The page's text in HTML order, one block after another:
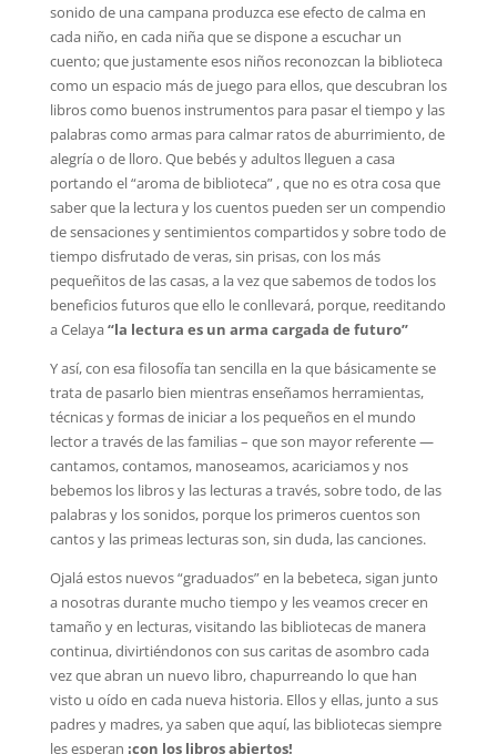
sonido de una campana produzca ese efecto de calma en
cada niño, en cada niña que se dispone a escuchar un
cuento; que justamente esos niños reconozcan la biblioteca
como un espacio más de juego para ellos, que descubran los
libros como buenos instrumentos para pasar el tiempo y las
palabras como armas para calmar ratos de aburrimiento, de
alegría o de lloro. Que bebés y adultos lleguen a casa
portando el “aroma de biblioteca” , que no es otra cosa que
saber que la lectura y los cuentos pueden ser un compendio
de sensaciones y sentimientos compartidos y sobre todo de
tiempo disfrutado de veras, sin prisas, con los más
pequeñitos de las casas, a la vez que sabemos de todos los
beneficios futuros que ello le conllevará, porque, reeditando
a Celaya“la lectura es un arma cargada de futuro”
Y así, con esa filosofía tan sencilla en la que básicamente se
trata de pasarlo bien mientras enseñamos herramientas,
técnicas y formas de iniciar a los pequeños en el mundo
lector a través de las familias – que son mayor referente —
cantamos, contamos, manoseamos, acariciamos y nos
bebemos los libros y las lecturas a través, sobre todo, de las
palabras y los sonidos, porque los primeros cuentos son
cantos y las primeas lecturas son, sin duda, las canciones.
Ojalá estos nuevos “graduados” en la bebeteca, sigan junto
a nosotras durante mucho tiempo y les veamos crecer en
tamaño y en lecturas, visitando las bibliotecas de manera
continua, divirtiéndonos con sus caritas de asombro cada
vez que abran un nuevo libro, chapurreando lo que han
visto u oído en cada nueva historia. Ellos y ellas, junto a sus
padres y madres, ya saben que aquí, las bibliotecas siempre
les esperan ¡con los libros abiertos!